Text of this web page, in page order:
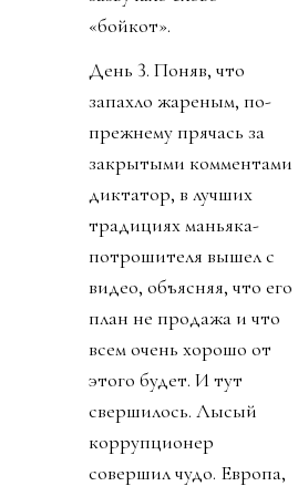
«бойкот».
День 3. Поняв, что
запахло жареным, по-
прежнему прячась за
закрытыми комментами
диктатор, в лучших
традициях маньяка-
потрошителя вышел с
видео, объясняя, что его
план не продажа и что
всем очень хорошо от
этого будет. И тут
свершилось. Лысый
коррупционер
совершил чудо. Европа,